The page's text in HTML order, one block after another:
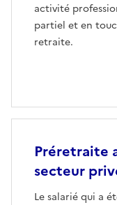
activité
partiel et en
retraite.
Préretraite
secteur
Le salarié qui a